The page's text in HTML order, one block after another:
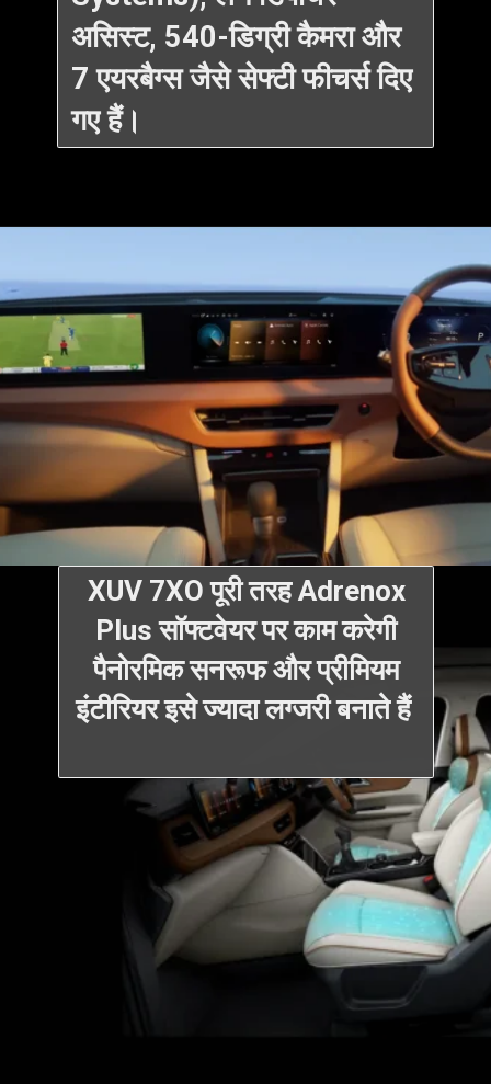
असिस्ट, 540-डिग्री कैमरा और
7 एयरबैग्स जैसे सेफ्टी फीचर्स दिए
गए हैं।
XUV 7XO पूरी तरह Adrenox
Plus सॉफ्टवेयर पर काम करेगी
पैनोरमिक सनरूफ और प्रीमियम
इंटीरियर इसे ज्यादा लग्जरी बनाते हैं